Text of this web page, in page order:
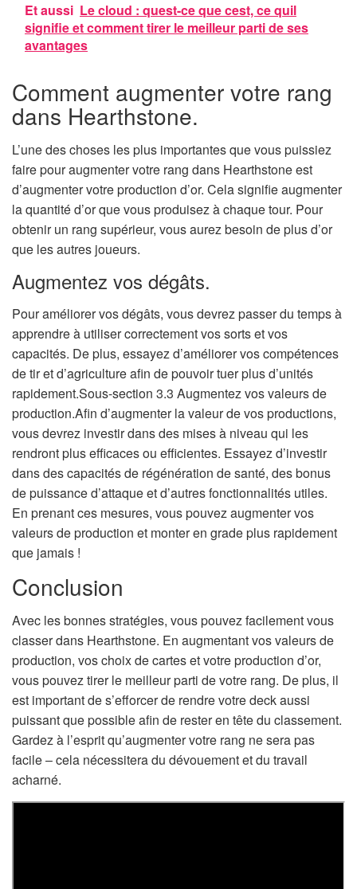
Et aussi Le cloud : quest-ce que cest, ce quil
signifie et comment tirer le meilleur parti de ses
avantages
Comment augmenter votre rang
dans Hearthstone.
L’une des choses les plus importantes que vous puissiez
faire pour augmenter votre rang dans Hearthstone est
d’augmenter votre production d’or. Cela signifie augmenter
la quantité d’or que vous produisez à chaque tour. Pour
obtenir un rang supérieur, vous aurez besoin de plus d’or
que les autres joueurs.
Augmentez vos dégâts.
Pour améliorer vos dégâts, vous devrez passer du temps à
apprendre à utiliser correctement vos sorts et vos
capacités. De plus, essayez d’améliorer vos compétences
de tir et d’agriculture afin de pouvoir tuer plus d’unités
rapidement.Sous-section 3.3 Augmentez vos valeurs de
production.Afin d’augmenter la valeur de vos productions,
vous devrez investir dans des mises à niveau qui les
rendront plus efficaces ou efficientes. Essayez d’investir
dans des capacités de régénération de santé, des bonus
de puissance d’attaque et d’autres fonctionnalités utiles.
En prenant ces mesures, vous pouvez augmenter vos
valeurs de production et monter en grade plus rapidement
que jamais !
Conclusion
Avec les bonnes stratégies, vous pouvez facilement vous
classer dans Hearthstone. En augmentant vos valeurs de
production, vos choix de cartes et votre production d’or,
vous pouvez tirer le meilleur parti de votre rang. De plus, il
est important de s’efforcer de rendre votre deck aussi
puissant que possible afin de rester en tête du classement.
Gardez à l’esprit qu’augmenter votre rang ne sera pas
facile – cela nécessitera du dévouement et du travail
acharné.